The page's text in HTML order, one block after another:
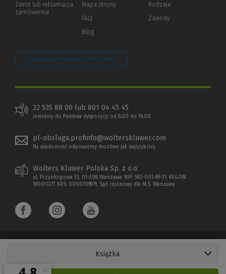
Książka
innej
Zwrot lub reklamacja
zamówienia
Mapa strony
FAQ
Blog
Rodzaje
Zawody
Zarządzaj preferencjami plików cookie
22 535 88 00 lub 801 04 45 45
Jesteśmy do Państwa dyspozycji od 8:00 do 16:00
pl-obsluga.profinfo@wolterskluwer.com
Na wiadomość odpowiemy możliwe jak najszybciej.
Wolters Kluwer Polska Sp. z o.o.
ul. Przyokopowa 33, 01-208 Warszawa; NIP: 583-001-89-31, REGON:
190610277, KRS: 0000709879, Sąd rejonowy dla M.S. Warszawy
Copyright 1997 - 2026 Wolters Kluwer Polska Sp. z o.o.